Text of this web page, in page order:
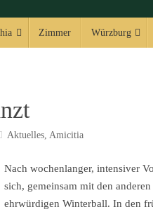
Zimmer Würzburg
Aktuelles, Amicitia
Nach wochenlanger, intensiver
sich, gemeinsam mit den
ehrwürdigen Winterball. In den